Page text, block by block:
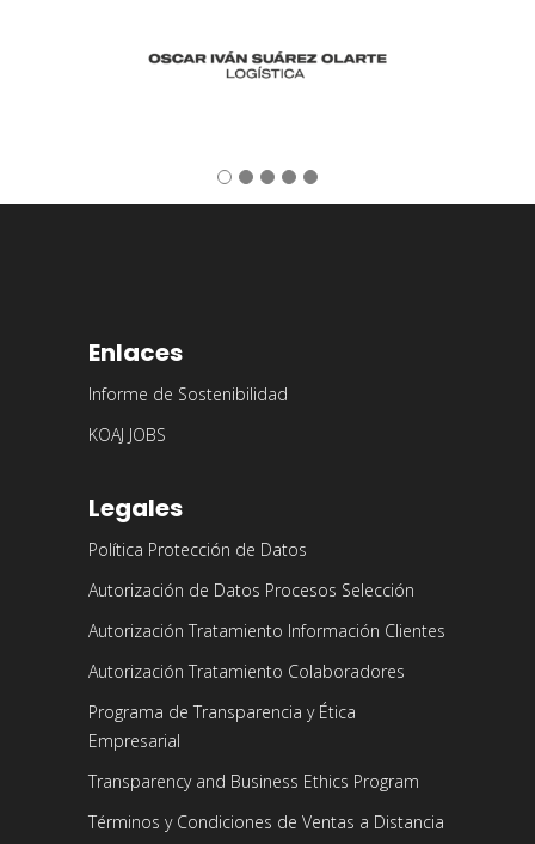
Enlaces
Informe de Sostenibilidad
KOAJ JOBS
Legales
Política Protección de Datos
Autorización de Datos Procesos Selección
Autorización Tratamiento Información Clientes
Autorización Tratamiento Colaboradores
Programa de Transparencia y Ética
Empresarial
Transparency and Business Ethics Program
Términos y Condiciones de Ventas a Distancia